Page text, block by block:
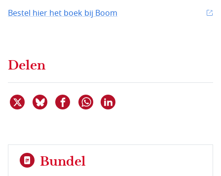
Bestel hier het boek bij Boom
Delen
Deel dit item op X
Deel dit item op Bluesky
Deel dit item op Facebook
Delen via WhatsApp
Bundel